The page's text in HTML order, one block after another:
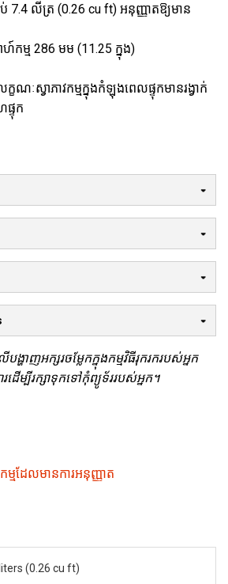
លីត្រ (0.26 cu ft) អនុញ្ញាតឱ្យមាន
ហ៍កម្ម 286 មម (11.25 ក្នុង)
ណៈស្វាភាវកម្មក្នុងកំឡុងពេលផ្ទុកមានរង្វាក់
ផ្ទុក
ហាញអក្សរចម្លែកក្នុងកម្មវិធីរុករករបស់អ្នក
ើម្បីរក្សាទុកទៅកុំព្យូទ័ររបស់អ្នក។
មដែលមានការអនុញ្ញាត
(0.26 cu ft)